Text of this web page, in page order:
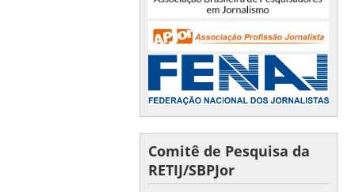
Comitê de Pesquisa da
RETIJ/SBPJor